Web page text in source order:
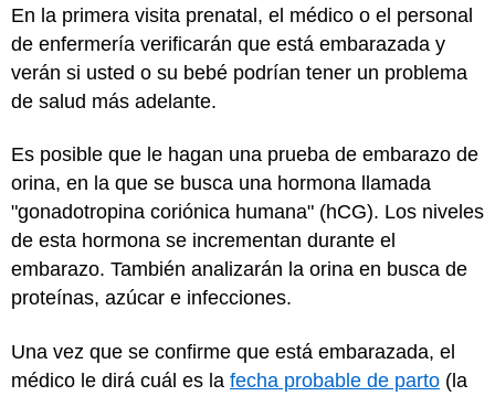
En la primera visita prenatal, el médico o el personal
de enfermería verificarán que está embarazada y
verán si usted o su bebé podrían tener un problema
de salud más adelante.
Es posible que le hagan una prueba de embarazo de
orina, en la que se busca una hormona llamada
"gonadotropina coriónica humana" (hCG). Los niveles
de esta hormona se incrementan durante el
embarazo. También analizarán la orina en busca de
proteínas, azúcar e infecciones.
Una vez que se confirme que está embarazada, el
médico le dirá cuál es la fecha probable de parto (la